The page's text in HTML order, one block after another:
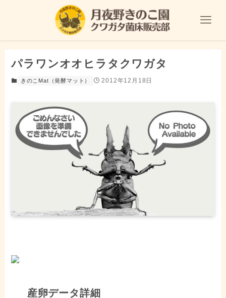
パラワンオオヒラタクワガタ
きのこMat（発酵マット） 2012年12月18日
産卵データ詳細